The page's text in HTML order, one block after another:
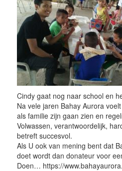
Cindy gaat nog naar school en
Na vele jaren Bahay Aurora
als familie zijn gaan zien en
Volwassen, verantwoordelijk,
betreft succesvol.
Als U ook van mening bent dat
doet wordt dan donateur voor
Doen… https://